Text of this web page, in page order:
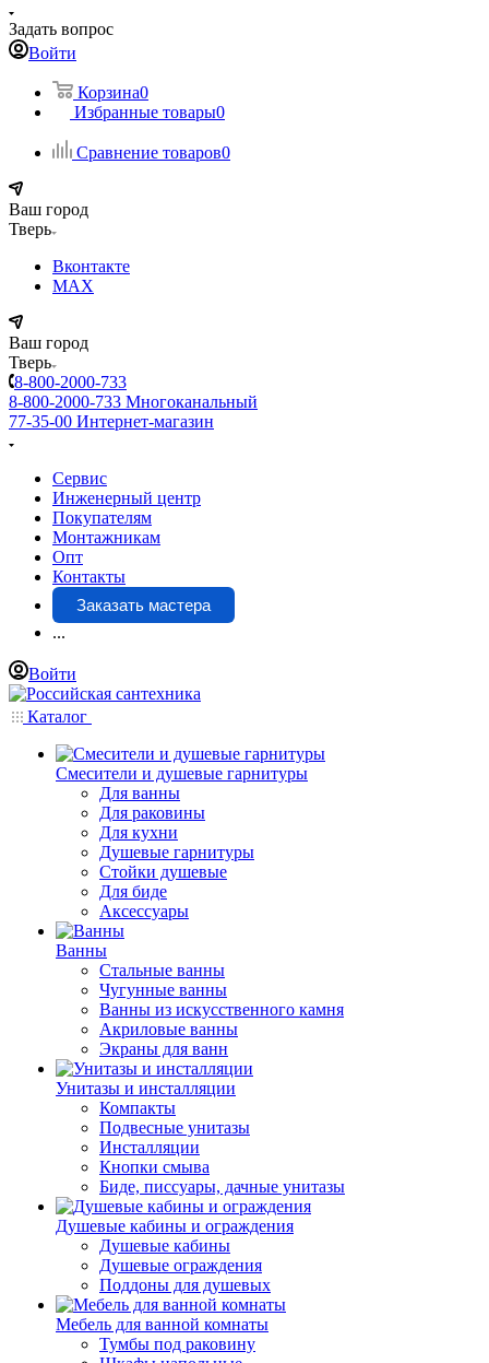
Задать вопрос
Войти
Корзина0
Избранные товары0
Сравнение товаров0
Ваш город
Тверь
Вконтакте
MAX
Ваш город
Тверь
8-800-2000-733
8-800-2000-733 Многоканальный
77-35-00 Интернет-магазин
Сервис
Инженерный центр
Покупателям
Монтажникам
Опт
Контакты
Заказать мастера
...
Войти
Каталог
Смесители и душевые гарнитуры
Для ванны
Для раковины
Для кухни
Душевые гарнитуры
Стойки душевые
Для биде
Аксессуары
Ванны
Стальные ванны
Чугунные ванны
Ванны из искусственного камня
Акриловые ванны
Экраны для ванн
Унитазы и инсталляции
Компакты
Подвесные унитазы
Инсталляции
Кнопки смыва
Биде, писсуары, дачные унитазы
Душевые кабины и ограждения
Душевые кабины
Душевые ограждения
Поддоны для душевых
Мебель для ванной комнаты
Тумбы под раковину